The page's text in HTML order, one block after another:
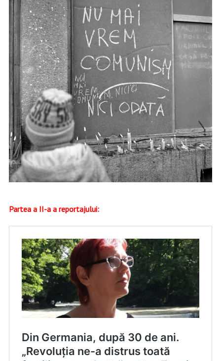
Partea a II-a a reportajului: